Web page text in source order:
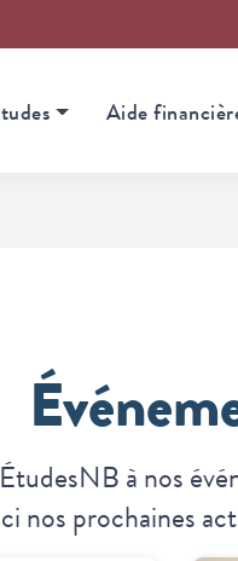
Aide
à nos
nos prochaines